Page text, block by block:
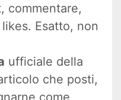
commentare,
Esatto, non
ufficiale della
che posti,